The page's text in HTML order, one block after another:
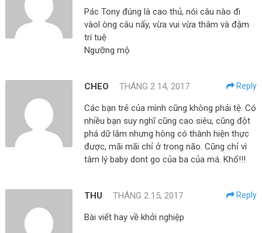
Pác Tony đúng là cao thủ, nói câu nào đi
vàol òng câu nấy, vừa vui vừa thâm và đậm
trí tuệ
Ngưỡng mộ
CHEO THÁNG 2 14, 2017 Reply
Các bạn trẻ của mình cũng không phải tệ. Có
nhiều bạn suy nghĩ cũng cao siêu, cũng đột
phá dữ lắm nhưng hông có thành hiện thực
được, mãi mãi chỉ ở trong não. Cũng chỉ vì
tâm lý baby dont go của ba của má. Khổ!!!
THU THÁNG 2 15, 2017 Reply
Bài viết hay về khởi nghiệp